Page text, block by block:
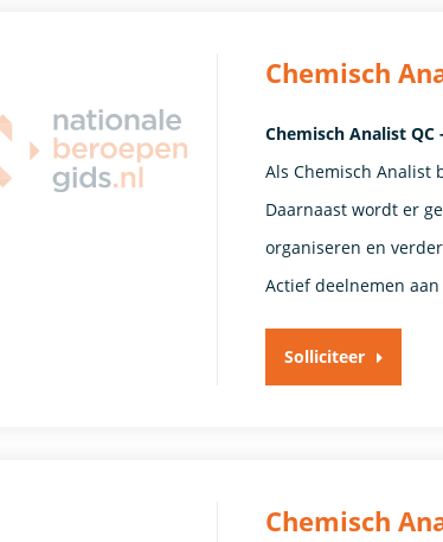
Chemisch
Chemisch Analist
Als Chemisch Analist
Daarnaast wordt er
organiseren en
Actief deelnemen
Solliciteer
Chemisch